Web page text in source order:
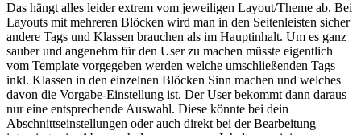
Das hängt alles leider extrem vom jeweiligen Layout/Theme ab. Bei
Layouts mit mehreren Blöcken wird man in den Seitenleisten sicher
andere Tags und Klassen brauchen als im Hauptinhalt. Um es ganz
sauber und angenehm für den User zu machen müsste eigentlich
vom Template vorgegeben werden welche umschließenden Tags
inkl. Klassen in den einzelnen Blöcken Sinn machen und welches
davon die Vorgabe-Einstellung ist. Der User bekommt dann daraus
nur eine entsprechende Auswahl. Diese könnte bei dein
Abschnittseinstellungen oder auch direkt bei der Bearbeitung